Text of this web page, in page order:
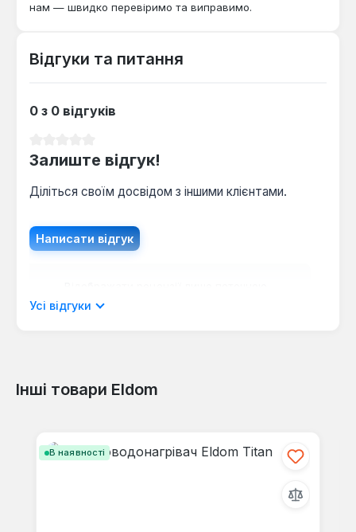
нам — швидко перевіримо та виправимо.
Відгуки та питання
0 з 0 відгуків
Залиште відгук!
Діліться своїм досвідом з іншими клієнтами.
Написати відгук
мовою.
Відгуків не знайдено. Поділіться
Усі відгуки
Інші товари Eldom
В наявності